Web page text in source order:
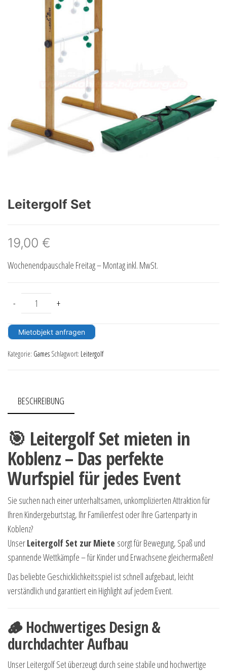
Leitergolf Set
19,00 €
Wochenendpauschale Freitag – Montag inkl. MwSt.
- Leitergolf Set Menge
+
Mietobjekt anfragen
Kategorie: Games Schlagwort: Leitergolf
BESCHREIBUNG
🎯 Leitergolf Set mieten in
Koblenz – Das perfekte
Wurfspiel für jedes Event
Sie suchen nach einer unterhaltsamen, unkomplizierten Attraktion für
Ihren Kindergeburtstag, Ihr Familienfest oder Ihre Gartenparty in
Koblenz?
UnserLeitergolf Set zur Miete sorgt für Bewegung, Spaß und
spannende Wettkämpfe – für Kinder und Erwachsene gleichermaßen!
Das beliebte Geschicklichkeitsspiel ist schnell aufgebaut, leicht
verständlich und garantiert ein Highlight auf jedem Event.
🪵 Hochwertiges Design &
durchdachter Aufbau
Unser Leitergolf Set überzeugt durch seine stabile und hochwertige